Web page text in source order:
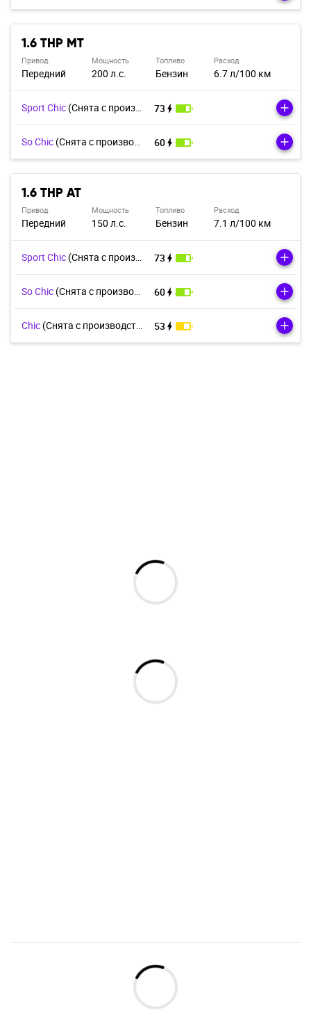
1.6 THP MT
Привод
Передний
Мощность
200 л.с.
Топливо
Бензин
Расход
6.7 л/100 км
Sport Chic (Cнята с производства) 73
So Chic (Cнята с производства) 60
1.6 THP AT
Привод
Передний
Мощность
150 л.с.
Топливо
Бензин
Расход
7.1 л/100 км
Sport Chic (Cнята с производства) 73
So Chic (Cнята с производства) 60
Chic (Cнята с производства) 53